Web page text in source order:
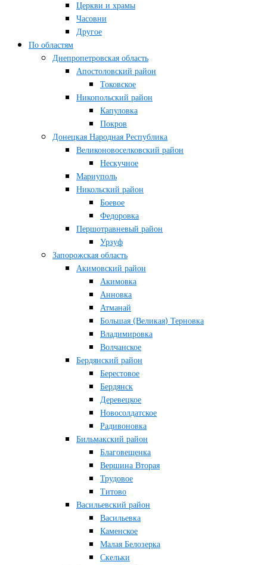
Церкви и храмы
Часовни
Другое
По областям
Днепропетровская область
Апостоловский район
Токовское
Никопольский район
Капуловка
Покров
Донецкая Народная Республика
Великоновоселковский район
Нескучное
Мариуполь
Никольский район
Боевое
Федоровка
Першотравневый район
Урзуф
Запорожская область
Акимовский район
Акимовка
Анновка
Атманай
Большая (Великая) Терновка
Владимировка
Волчанское
Бердянский район
Берестовое
Бердянск
Деревецкое
Новосолдатское
Радивоновка
Бильмакский район
Благовещенка
Вершина Вторая
Трудовое
Титово
Васильевский район
Васильевка
Каменское
Малая Белозерка
Скельки